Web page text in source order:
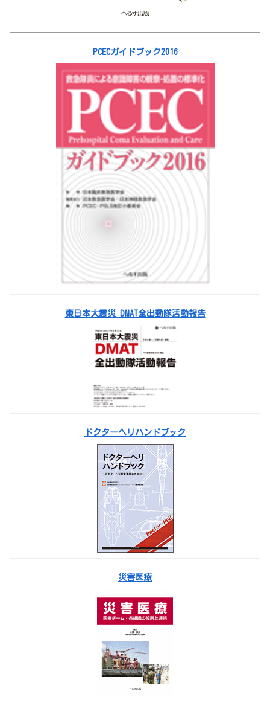
PCECガイドブック2016
東日本大震災 DMAT全出動隊活動報告
ドクターヘリハンドブック
災害医療